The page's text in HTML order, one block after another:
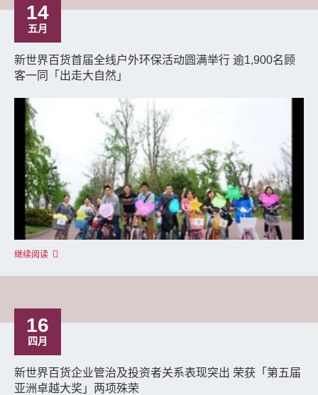
14
五月
新世界百货首届全线户外环保活动圆满举行 逾1,900名顾
客一同「出走大自然」
继续阅读
16
四月
新世界百货企业管治及投资者关系表现突出 荣获「第五届
亚洲卓越大奖」两项殊荣